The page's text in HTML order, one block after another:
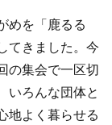
めを「鹿るる
てきました。今
の集会で一区切
いろんな団体と
地よく暮らせる